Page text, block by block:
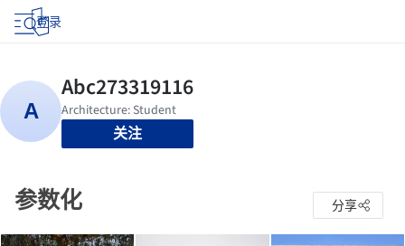
登录
关注
参数化 分享